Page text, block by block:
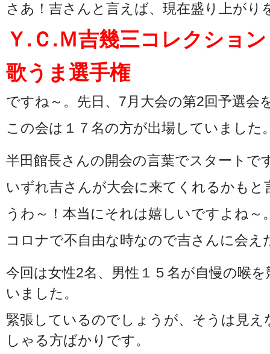
さあ！吉さんと言えば、現在盛り上がり
Ｙ.Ｃ.Ｍ吉幾三コレクショ
歌うま選手権
ですね～。先日、7月大会の第2回予選会
この会は１７名の方が出場していました
半田館長さんの開会の言葉でスタートで
いずれ吉さんが大会に来てくれるかも
うわ～！本当にそれは嬉しいですよね～
コロナで不自由な時なので吉さんに会
今回は女性2名、男性１５名が自慢の喉
いました。
緊張しているのでしょうが、そうは見
しゃる方ばかりです。